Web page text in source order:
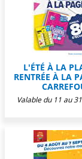
L'ÉTÉ À LA
RENTRÉE À LA
Valable du 11 au